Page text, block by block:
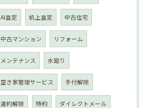
AI査定 机上査定 中古住宅
中古マンション リフォーム
メンテナンス 水廻り
空き家管理サービス 手付解除
違約解除 特約 ダイレクトメール